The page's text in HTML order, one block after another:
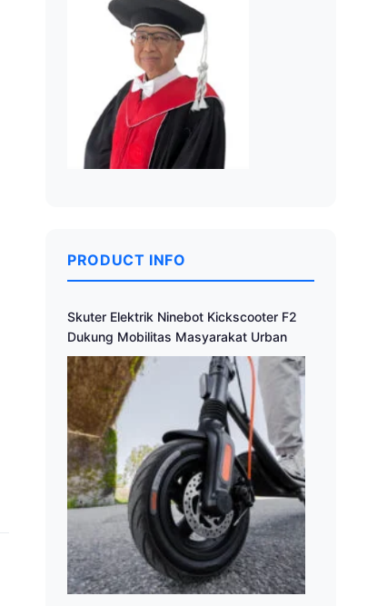
PRODUCT INFO
Skuter Elektrik Ninebot Kickscooter F2
Dukung Mobilitas Masyarakat Urban